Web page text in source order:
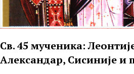
Св. 45 мученика:
Александар, Сисиније и